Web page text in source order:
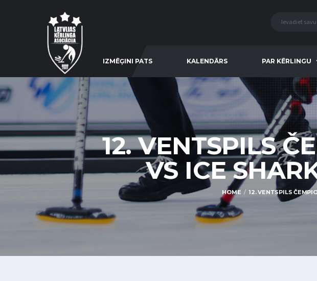
IZMĒĢINI PATS KALENDĀRS PAR KĒRLINGU
12. VENTSPILS
VS ICE
HOME 12. VENTSPILS